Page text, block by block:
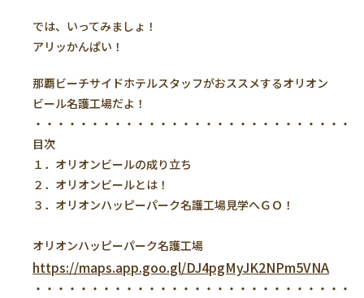
では、いってみましょ！
アリッかんぱい！
那覇ビーチサイドホテルスタッフがおススメするオリオン
ビール名護工場だよ！
・・・・・・・・・・・・・・・・・・・・・・・・・・・・
目次
１．オリオンビールの成り立ち
２．オリオンビールとは！
３．オリオンハッピーパーク名護工場見学へＧＯ！
オリオンハッピーパーク名護工場
https://maps.app.goo.gl/DJ4pgMyJK2NPm5VNA
・・・・・・・・・・・・・・・・・・・・・・・・・・・・